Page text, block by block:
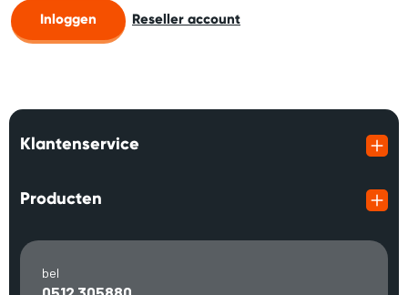
Inloggen Reseller account
Klantenservice
Producten
bel